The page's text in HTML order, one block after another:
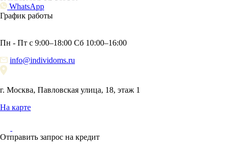
WhatsApp
График работы
Пн - Пт с 9:00–18:00 Сб 10:00–16:00
info@individoms.ru
г. Москва, Павловская улица, 18, этаж 1
На карте
Отправить запрос на кредит